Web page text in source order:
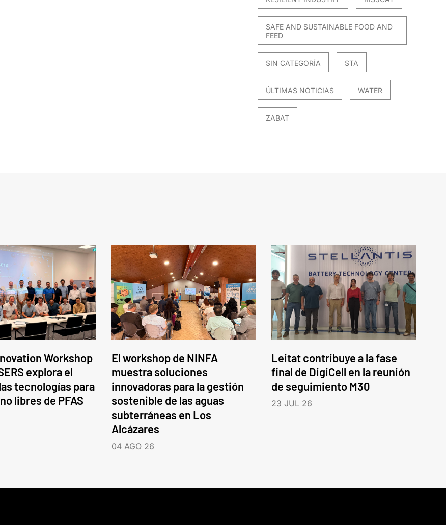
SAFE AND SUSTAINABLE FOOD AND
FEED
SIN CATEGORÍA STA
ÚLTIMAS NOTICIAS WATER
ZABAT
Workshop
explora el
tecnologías para
libres de PFAS
El workshop de NINFA
muestra soluciones
innovadoras para la gestión
sostenible de las aguas
subterráneas en Los
Alcázares
04 AGO 26
Leitat contribuye a la fase
final de DigiCell en la reunión
de seguimiento M30
23 JUL 26